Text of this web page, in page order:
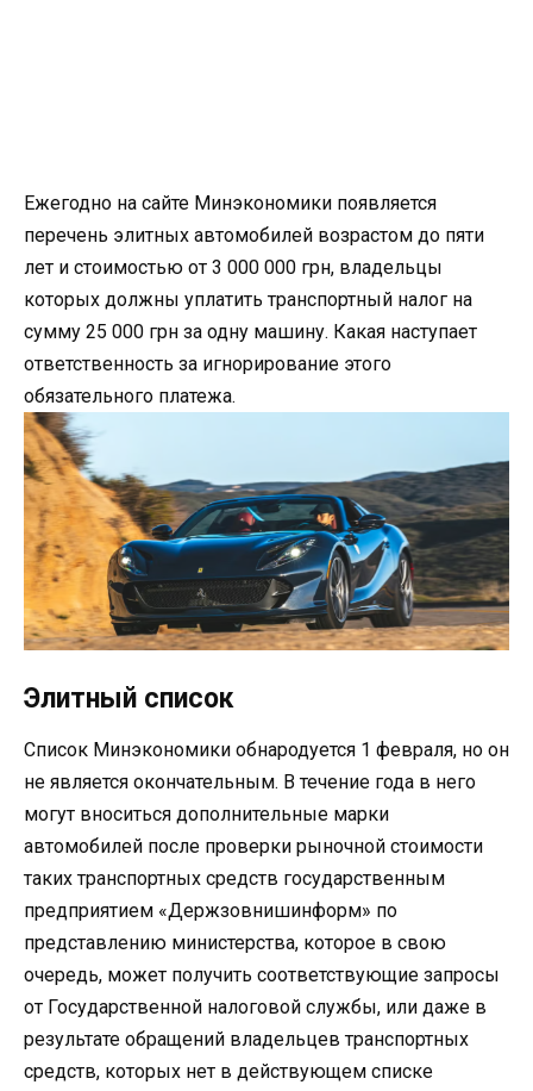
Ежегодно на сайте Минэкономики появляется
перечень элитных автомобилей возрастом до пяти
лет и стоимостью от 3 000 000 грн, владельцы
которых должны уплатить транспортный налог на
сумму 25 000 грн за одну машину. Какая наступает
ответственность за игнорирование этого
обязательного платежа.
Элитный список
Список Минэкономики обнародуется 1 февраля, но он
не является окончательным. В течение года в него
могут вноситься дополнительные марки
автомобилей после проверки рыночной стоимости
таких транспортных средств государственным
предприятием «Держзовнишинформ» по
представлению министерства, которое в свою
очередь, может получить соответствующие запросы
от Государственной налоговой службы, или даже в
результате обращений владельцев транспортных
средств, которых нет в действующем списке